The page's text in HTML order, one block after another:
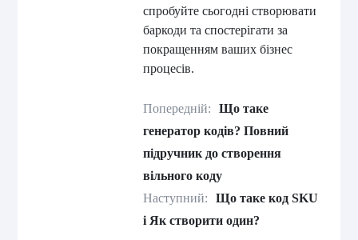
спробуйте сьогодні створювати
баркоди та спостерігати за
покращенням ваших бізнес
процесів.
Попередній:
Що таке
генератор кодів? Повний
підручник до створення
вільного коду
Наступний:
Що таке код SKU
і Як створити один?